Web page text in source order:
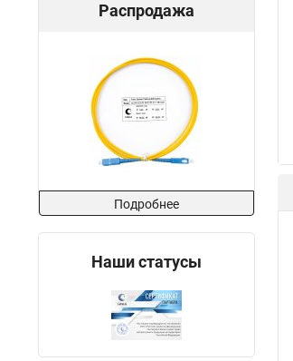
Распродажа
Подробнее
Наши статусы